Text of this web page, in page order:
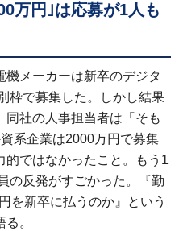
万円｣は応募が1人も
機メーカーは新卒のデジタ
枠で募集した。しかし結果
同社の人事担当者は「そも
系企業は2000万円で募集
的ではなかったこと。もう1
の反発がすごかった。『勤
を新卒に払うのか』という
。